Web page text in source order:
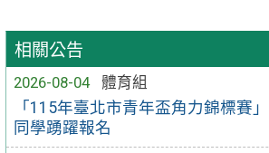
相關公告
2026-08-04
體育組
「115年臺北市青年盃角力錦標賽
同學踴躍報名